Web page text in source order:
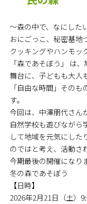
市民の
（伊那
森でのビジ
〜森の中で、なにした
おにごっこ、秘密基地
クッキングやハンモッ
「森であそぼう」 は
舞台に、子どもも大人
「自由な時間」その
す。
今回は、中澤朋代さん
自然学校も遊びながら
して地域を元気にした
のではと考え、活動さ
今期最後の開催になり
冬の森であそぼう
【日時】
2026年2月21日（土）